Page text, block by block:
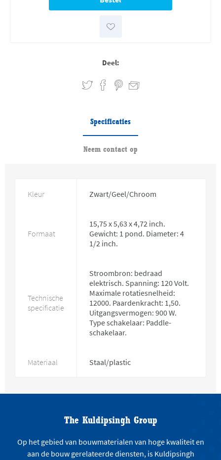
Deel:
Specificaties
Neem contact op
Kleur Zwart/Geel/Chroom
Formaat
15,75 x 5,63 x 4,72 inch.
Gewicht: 1 pond. Diameter: 4
1/2 inch.
Technische
specificatie
Stroombron: bedraad
elektrisch. Spanning: 120 Volt.
Maximale rotatiesnelheid:
12000. Paardenkracht: 1,50.
Uitgangsvermogen: 900 W.
Type schakelaar: Paddle-
schakelaar.
Materiaal Staal/plastic
The Kuldipsingh Group
Op het gebied van bouwmaterialen van hoge kwaliteit en
aan de bouw gerelateerde diensten, is Kuldipsingh